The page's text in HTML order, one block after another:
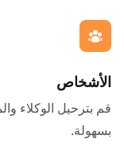
الأشخاص
قم بترحيل الوكلاء
بسهولة.